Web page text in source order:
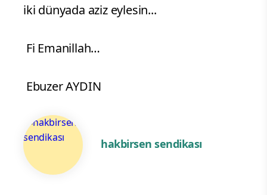
iki dünyada aziz eylesin...
Fi Emanillah…
Ebuzer AYDIN
hakbirsen sendikası